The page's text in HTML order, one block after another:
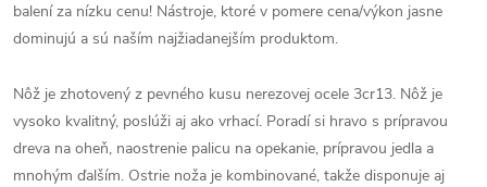
balení za nízku cenu! Nástroje, ktoré v pomere cena/výkon jasne
dominujú a sú naším najžiadanejším produktom.
Nôž je zhotovený z pevného kusu nerezovej ocele 3cr13. Nôž je
vysoko kvalitný, poslúži aj ako vrhací. Poradí si hravo s prípravou
dreva na oheň, naostrenie palicu na opekanie, prípravou jedla a
mnohým ďalším. Ostrie noža je kombinované, takže disponuje aj